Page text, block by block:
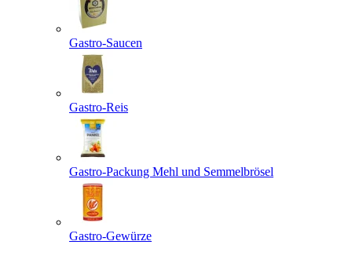
Gastro-Saucen
Gastro-Reis
Gastro-Packung Mehl und Semmelbrösel
Gastro-Gewürze